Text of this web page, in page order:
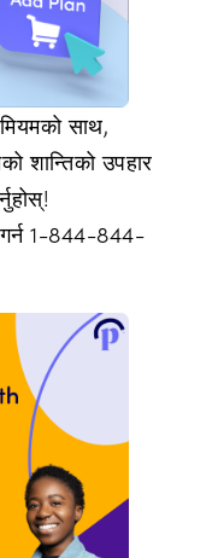
साथ,
शान्तिको उपहार
1-844-844-